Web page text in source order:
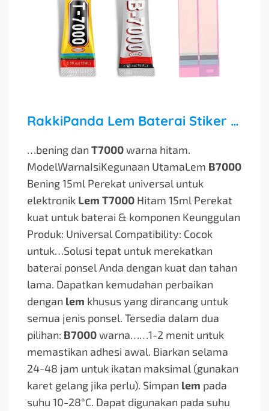
RakkiPanda Lem Baterai Stiker Adhesive Universal / B7000 Bening & T7000 Hitam 15ml
…bening dan T7000warna hitam.
ModelWarnaIsiKegunaan UtamaLem B7000
Bening 15ml Perekat universal untuk
elektronik Lem T7000 Hitam 15ml Perekat
kuat untuk baterai & komponen Keunggulan
Produk: Universal Compatibility: Cocok
untuk…Solusi tepat untuk merekatkan
baterai ponsel Anda dengan kuat dan tahan
lama. Dapatkan kemudahan perbaikan
dengan lem khusus yang dirancang untuk
semua jenis ponsel. Tersedia dalam dua
pilihan: B7000warna……1-2 menit untuk
memastikan adhesi awal. Biarkan selama
24-48 jam untuk ikatan maksimal (gunakan
karet gelang jika perlu). Simpan lem pada
suhu 10-28°C. Dapat digunakan pada suhu